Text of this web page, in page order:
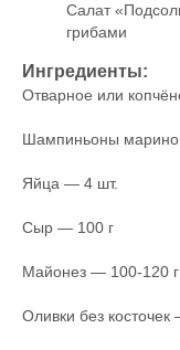
Салат
грибами
Ингредиенты:
Отварное или
Шампиньоны
Яйца — 4 шт.
Сыр — 100 г
Майонез — 100-120 г
Оливки без